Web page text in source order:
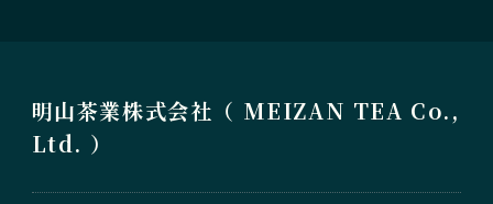
明山茶業株式会社（ MEIZAN TEA Co.,
Ltd. ）